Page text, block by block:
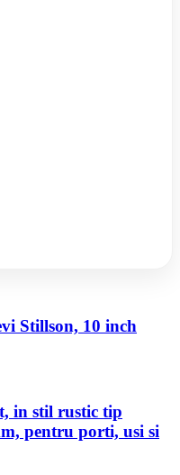
Stillson, 10 inch
in stil rustic tip
pentru porti, usi si